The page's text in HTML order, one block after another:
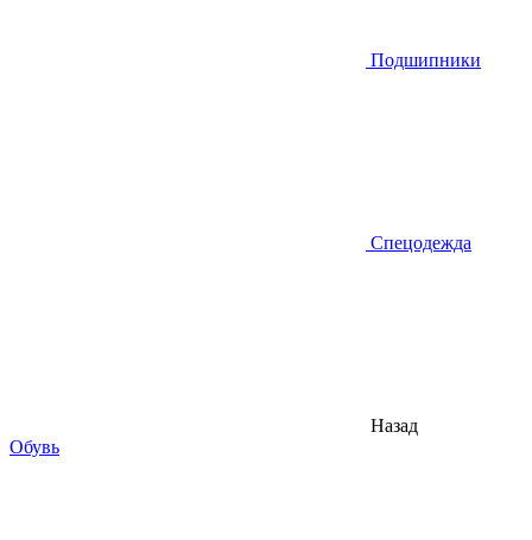
Подшипники
Спецодежда
Назад
Обувь